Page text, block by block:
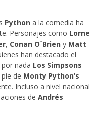
Python a la comedia ha
Personajes como Lorne
, Conan O´Brien y Matt
han destacado el
nada Los Simpsons
de Monty Python’s
Incluso a nivel nacional
de Andrés